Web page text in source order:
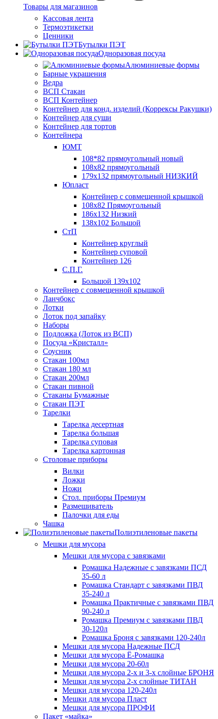
Товары для магазинов
Кассовая лента
Термоэтикетки
Ценники
Бутылки ПЭТ
Одноразовая посуда
Алюминиевые формы
Барные украшения
Ведра
ВСП Стакан
ВСП Контейнер
Контейнер для конд. изделий (Коррексы Ракушки)
Контейнер для суши
Контейнер для тортов
Контейнера
ЮМТ
108*82 прямоугольный новый
108х82 прямоугольный
179х132 прямоугольный НИЗКИЙ
Юпласт
Контейнер с совмещенной крышкой
108х82 Прямоугольный
186х132 Низкий
138х102 Большой
СтП
Контейнер круглый
Контейнер суповой
Контейнер 126
С.П.Г.
Большой 139х102
Контейнер с совмещенной крышкой
Ланчбокс
Лотки
Лоток под запайку
Наборы
Подложка (Лоток из ВСП)
Посуда «Кристалл»
Соусник
Стакан 100мл
Стакан 180 мл
Стакан 200мл
Стакан пивной
Стаканы Бумажные
Стакан ПЭТ
Тарелки
Тарелка десертная
Тарелка большая
Тарелка суповая
Тарелка картонная
Столовые приборы
Вилки
Ложки
Ножи
Стол. приборы Премиум
Размешиватель
Палочки для еды
Чашка
Полиэтиленовые пакеты
Мешки для мусора
Мешки для мусора с завязками
Ромашка Надежные с завязками ПСД
35-60 л
Ромашка Стандарт с завязками ПВД
35-240 л
Ромашка Практичные с завязками ПВД
90-240 л
Ромашка Премиум с завязками ПВД
30-120л
Ромашка Броня с завязками 120-240л
Мешки для мусора Надежные ПСД
Мешки для мусора Ё-Ромашка
Мешки для мусора 20-60л
Мешки для мусора 2-х и 3-х слойные БРОНЯ
Мешки для мусора 2-х слойные ТИТАН
Мешки для мусора 120-240л
Мешки для мусора Пласт
Мешки для мусора ПРОФИ
Пакет «майка»